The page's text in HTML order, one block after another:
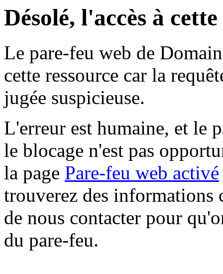
Désolé, l'accès à
Le pare-feu web de
cette ressource car la
jugée suspicieuse.
L'erreur est humaine, et le
le blocage n'est pas
la page Pare-feu web activé
trouverez des informations
de nous contacter pour
du pare-feu.